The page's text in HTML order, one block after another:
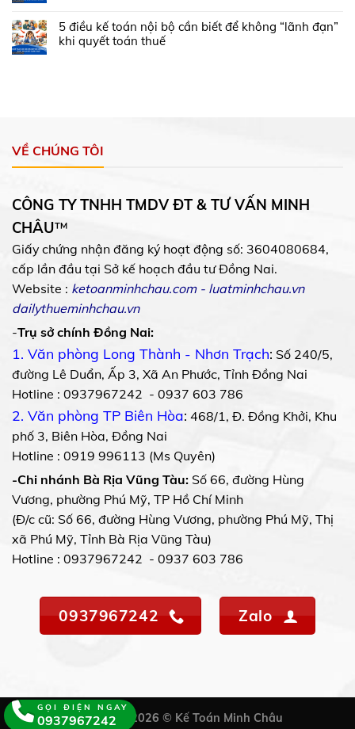
5 điều kế toán nội bộ cần biết để không “lãnh đạn”
khi quyết toán thuế
VỀ CHÚNG TÔI
CÔNG TY TNHH TMDV ĐT & TƯ VẤN MINH
CHÂU™
Giấy chứng nhận đăng ký hoạt động số: 3604080684,
cấp lần đầu tại Sở kế hoạch đầu tư Đồng Nai.
Website : ketoanminhchau.com- luatminhchau.vn
dailythueminhchau.vn
-Trụ sở chính Đồng Nai:
1. Văn phòng Long Thành - Nhơn Trạch: Số 240/5,
đường Lê Duẩn, Ấp 3, Xã An Phước, Tỉnh Đồng Nai
Hotline : 0937967242 - 0937 603 786
2. Văn phòng TP Biên Hòa: 468/1, Đ. Đồng Khởi, Khu
phố 3, Biên Hòa, Đồng Nai
Hotline : 0919 996113 (Ms Quyên)
-Chi nhánh Bà Rịa Vũng Tàu: Số 66, đường Hùng
Vương, phường Phú Mỹ, TP Hồ Chí Minh
(Đ/c cũ: Số 66, đường Hùng Vương, phường Phú Mỹ, Thị
xã Phú Mỹ, Tỉnh Bà Rịa Vũng Tàu)
Hotline : 0937967242 - 0937 603 786
0937967242 Zalo
Copyright 2026 © Kế Toán Minh Châu
GỌI ĐIỆN NGAY
0937967242